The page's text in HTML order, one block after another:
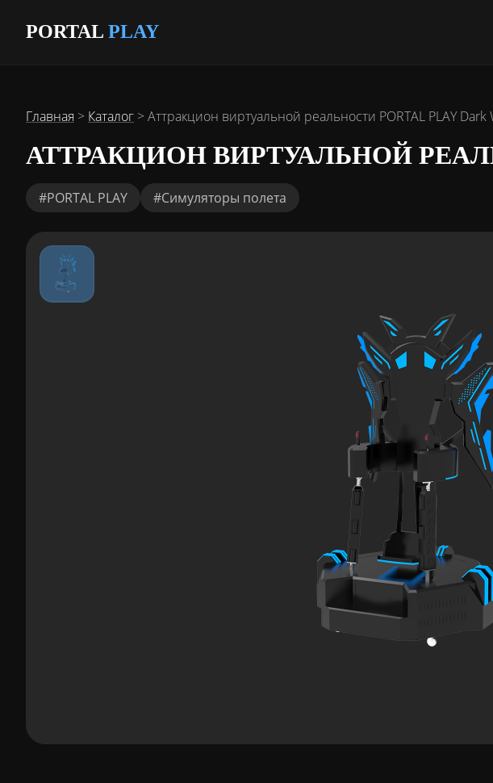
PORTAL PLAY
Главная > Каталог >Аттракцион виртуальной реальности PORTAL PLAY Dark
АТТРАКЦИОН ВИРТУАЛЬНОЙ
#PORTAL PLAY #Симуляторы полета